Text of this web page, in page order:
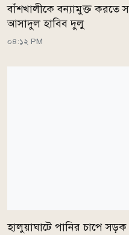
বাঁশখালীকে বন্যামুক্ত করতে
আসাদুল হাবিব দুলু
০৪:১২ PM
হালুয়াঘাটে পানির চাপে সড়ক